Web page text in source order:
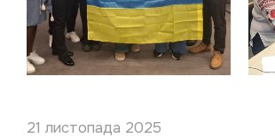
21 листопада 2025